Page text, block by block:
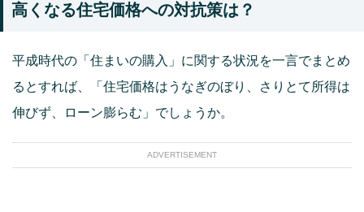
高くなる住宅価格への対抗策は？
平成時代の「住まいの購入」に関する状況を一言でまとめ
るとすれば、「住宅価格はうなぎのぼり、さりとて所得は
伸びず、ローン膨らむ」でしょうか。
ADVERTISEMENT